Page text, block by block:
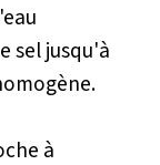
sel jusqu'à
à